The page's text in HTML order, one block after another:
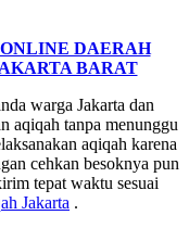
DAERAH
BARAT
warga Jakarta dan
aqiqah tanpa menunggu
aqiqah karena
cehkan besoknya pun
tepat waktu sesuai
Jakarta .